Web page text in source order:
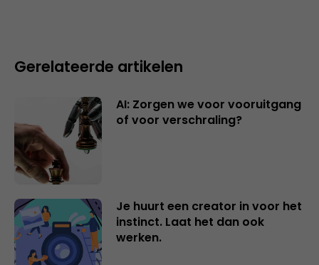
Gerelateerde artikelen
AI: Zorgen we voor vooruitgang
of voor verschraling?
Je huurt een creator in voor het
instinct. Laat het dan ook
werken.